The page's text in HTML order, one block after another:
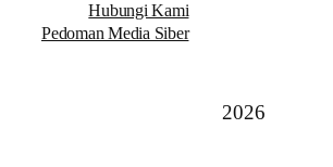
Hubungi Kami
Pedoman Media Siber
2026